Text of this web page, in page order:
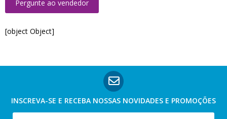
Pergunte ao vendedor
[object Object]
INSCREVA-SE E RECEBA NOSSAS NOVIDADES E PROMOÇÕES